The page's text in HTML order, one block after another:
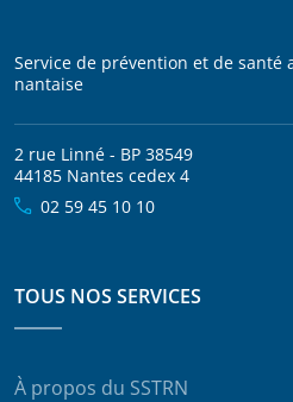
Service de prévention et de santé
nantaise
2 rue Linné - BP 38549
44185 Nantes cedex 4
02 59 45 10 10
TOUS NOS SERVICES
À propos du SSTRN